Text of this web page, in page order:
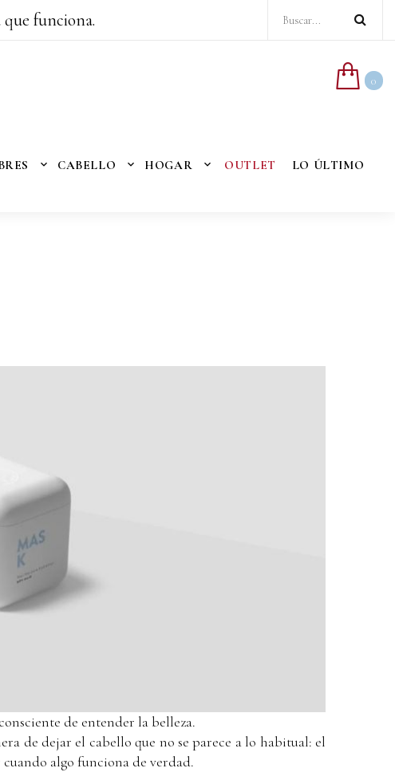
que funciona.
0
CABELLO HOGAR OUTLET
LO ÚLTIMO
de entender la belleza.
de dejar el cabello que no se parece a lo habitual: el
algo funciona de verdad.